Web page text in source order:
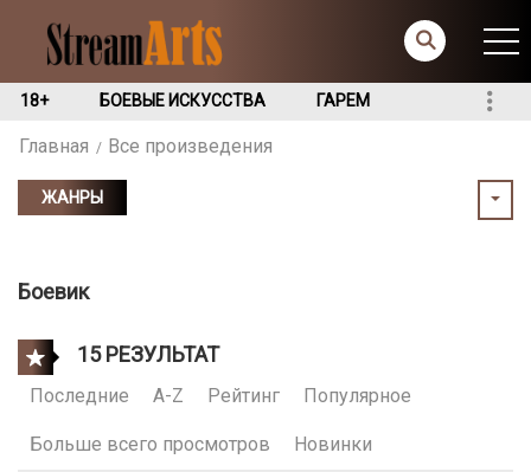
18+ БОЕВЫЕ ИСКУССТВА ГАРЕМ
Главная Все произведения
ЖАНРЫ
Боевик
15 РЕЗУЛЬТАТ
Последние A-Z Рейтинг Популярное
Больше всего просмотров Новинки